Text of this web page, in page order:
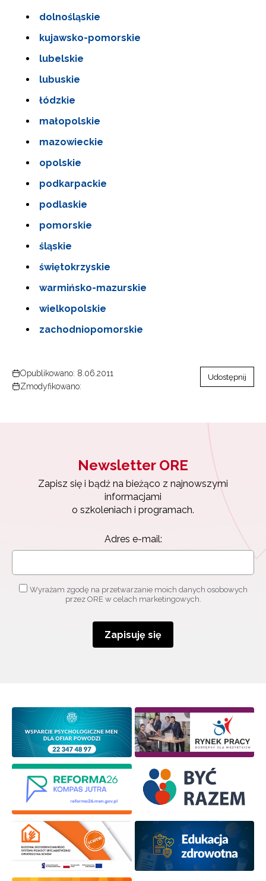
dolnośląskie
kujawsko-pomorskie
lubelskie
lubuskie
łódzkie
małopolskie
mazowieckie
opolskie
podkarpackie
podlaskie
pomorskie
śląskie
świętokrzyskie
warmińsko-mazurskie
wielkopolskie
zachodniopomorskie
Opublikowano: 8.06.2011
Zmodyfikowano:
Udostępnij
Newsletter ORE
Zapisz się i bądź na bieżąco z najnowszymi
informacjami
o szkoleniach i programach.
Adres e-mail:
Wyrażam zgodę na przetwarzanie moich danych osobowych
przez ORE w celach marketingowych.
Zapisuję się